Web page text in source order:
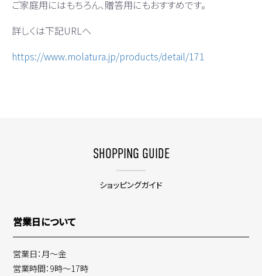
ご家庭用にはもちろん、贈答用にもおすすめです。
詳しくは下記URLへ
https://www.molatura.jp/products/detail/171
SHOPPING GUIDE
ショッピングガイド
営業日について
営業日：月～金
営業時間：9時～17時